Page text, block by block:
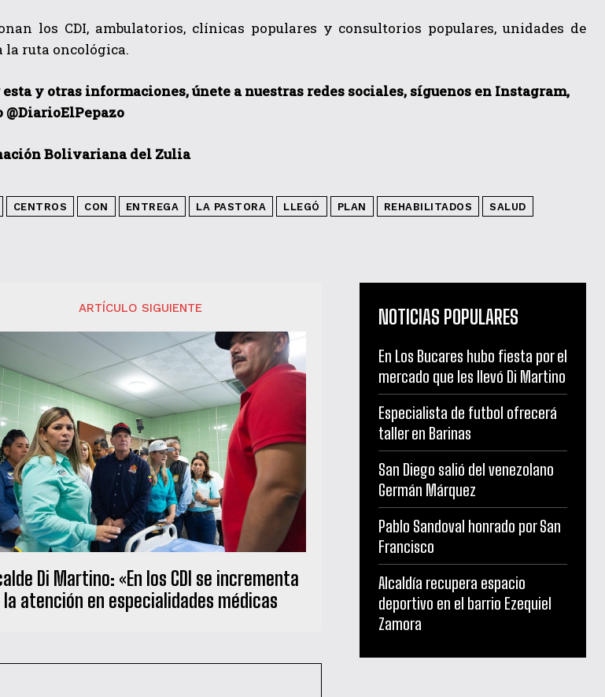
los CDI, ambulatorios, clínicas populares y consultorios populares, unidades de
ruta oncológica.
y otras informaciones, únete a nuestras redes sociales, síguenos en Instagram,
Bolivariana del Zulia
CENTROS CON ENTREGA LA PASTORA LLEGÓ PLAN REHABILITADOS SALUD
ARTÍCULO SIGUIENTE
Di Martino: «En los CDI se incrementa
la atención en especialidades médicas
NOTICIAS POPULARES
En Los Bucares hubo fiesta por el
mercado que les llevó Di Martino
Especialista de futbol ofrecerá
taller en Barinas
San Diego salió del venezolano
Germán Márquez
Pablo Sandoval honrado por San
Francisco
Alcaldía recupera espacio
deportivo en el barrio Ezequiel
Zamora